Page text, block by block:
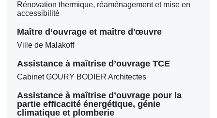
Rénovation thermique, réaménagement et mise en
accessibilité
Maître d’ouvrage et maître d'œuvre
Ville de Malakoff
Assistance à maîtrise d’ouvrage TCE
Cabinet GOURY BODIER Architectes
Assistance à maîtrise d’ouvrage pour la
partie efficacité énergétique, génie
climatique et plomberie